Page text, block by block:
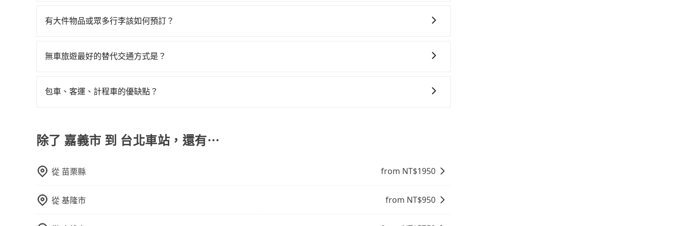
遇到下雨天或者載行李時，就顯得非常不便。
絕大多數乘客出行的最佳選擇。
車旅遊、參加喜宴/喪禮、就醫回診、登山露營、學生搬家、投票返鄉、商務出差、貴賓來訪、寵物檢疫、預約
有大件物品或眾多行李該如何預訂？
板、床墊、折疊單車、家電等，在乘客人數不多的情況下，可以將後座倒放來騰出置物空間。基本上只要不遮住
無車旅遊最好的替代交通方式是？
車、捷運、客運等，或者考慮租車。如果您想要更便利的出行方式，您也可以選擇使用像是旅步提供的包車服
包車、客運、計程車的優缺點？
車路線可能不太頻繁。 計程車：可以隨叫隨到，並且不必擔心停車位的問題。但是，計程車的費用相對較高，車
輛選擇不如包車多，且大都屬短程接駁為主。
除了 嘉義市 到 台北車站，還有⋯
從 苗栗縣 from NT$1950
從基隆市 from NT$950